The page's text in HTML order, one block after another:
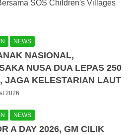
SOS Children's Villages
NEWS
NASIONAL,
NUSA DUA LEPAS 250
JAGA KELESTARIAN LAUT
2026
NEWS
A DAY 2026, GM CILIK